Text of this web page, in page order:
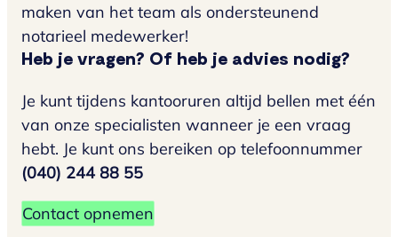
Heb je vragen? Of heb je advies nodig?
Je kunt tijdens kantooruren altijd bellen met één
van onze specialisten wanneer je een vraag
hebt. Je kunt ons bereiken op telefoonnummer
(040) 244 88 55
Contact opnemen
maken van het team als ondersteunend
notarieel medewerker!